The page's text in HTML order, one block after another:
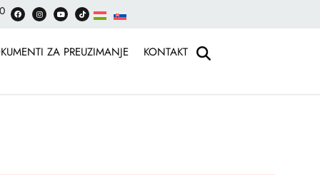
ZA PREUZIMANJE KONTAKT